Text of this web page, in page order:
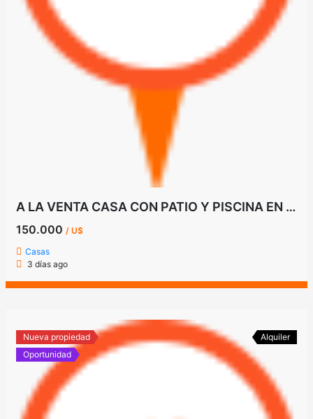
A LA VENTA CASA CON PATIO Y PISCINA EN FERNANDO DE LA MORA ZONA NORTE
150.000 / U$
Casas
3 días ago
Nueva propiedad
Oportunidad
Alquiler